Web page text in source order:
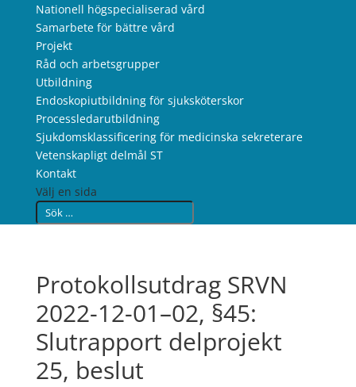
Nationell högspecialiserad vård
Samarbete för bättre vård
Projekt
Råd och arbetsgrupper
Utbildning
Endoskopiutbildning för sjuksköterskor
Processledarutbildning
Sjukdomsklassificering för medicinska sekreterare
Vetenskapligt delmål ST
Kontakt
Välj en sida
Protokollsutdrag SRVN
2022-12-01–02, §45:
Slutrapport delprojekt
25, beslut